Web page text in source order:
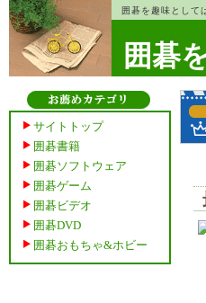
囲碁を趣味として
囲碁
サイトトップ
囲碁書籍
囲碁ソフトウェア
囲碁ゲーム
囲碁ビデオ
囲碁DVD
囲碁おもちゃ&ホビー